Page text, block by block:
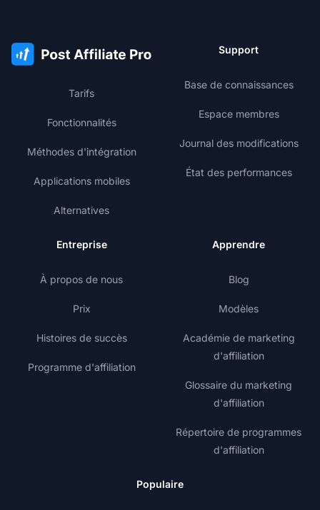
Tarifs
Fonctionnalités
Méthodes d'intégration
Applications mobiles
Alternatives
Support
Base de connaissances
Espace membres
Journal des modifications
État des performances
Entreprise
À propos de nous
Prix
Histoires de succès
Programme d'affiliation
Apprendre
Blog
Modèles
Académie de marketing
d'affiliation
Glossaire du marketing
d'affiliation
Répertoire de programmes
d'affiliation
Populaire